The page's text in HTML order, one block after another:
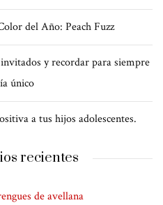
del Año: Peach Fuzz
y recordar para siempre
único
a tus hijos adolescentes.
recientes
de avellana